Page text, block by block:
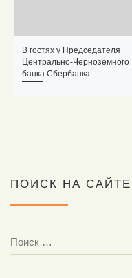
В гостях у Председателя
Центрально-Черноземного
банка Сбербанка
ПОИСК НА САЙТЕ
ПОИСК